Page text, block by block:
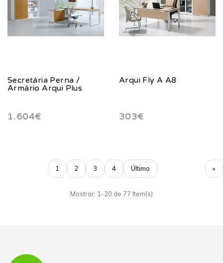
Secretária Perna /
Armário Arqui Plus
1.604€
Arqui Fly A A8
303€
1 2 3 4 »
Último
Mostrar: 1-20 de 77 Item(s)